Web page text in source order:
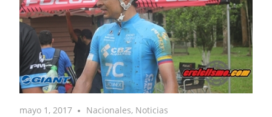
mayo 1, 2017 Nacionales, Noticias